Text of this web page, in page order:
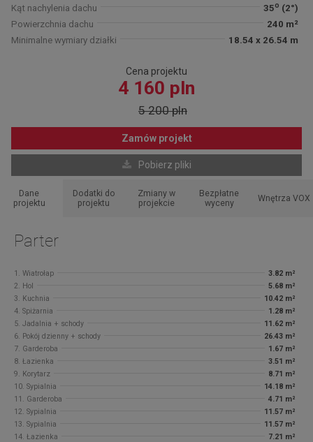
Kąt nachylenia dachu
35o (2°)
Powierzchnia dachu
240 m²
Minimalne wymiary działki
18.54 x 26.54 m
Cena projektu
4 160 pln
5 200 pln
Zamów projekt
Pobierz pliki
Dane
projektu
Dodatki do
projektu
Zmiany w
projekcie
Bezpłatne
wyceny
Wnętrza VOX
Parter
1. Wiatrołap
3.82 m²
2. Hol
5.68 m²
3. Kuchnia
10.42 m²
4. Spiżarnia
1.28 m²
5. Jadalnia + schody
11.62 m²
6. Pokój dzienny + schody
26.43 m²
7. Garderoba
1.67 m²
8. Łazienka
3.51 m²
9. Korytarz
8.71 m²
10. Sypialnia
14.18 m²
11. Garderoba
4.71 m²
12. Sypialnia
11.57 m²
13. Sypialnia
11.57 m²
14. Łazienka
7.21 m²